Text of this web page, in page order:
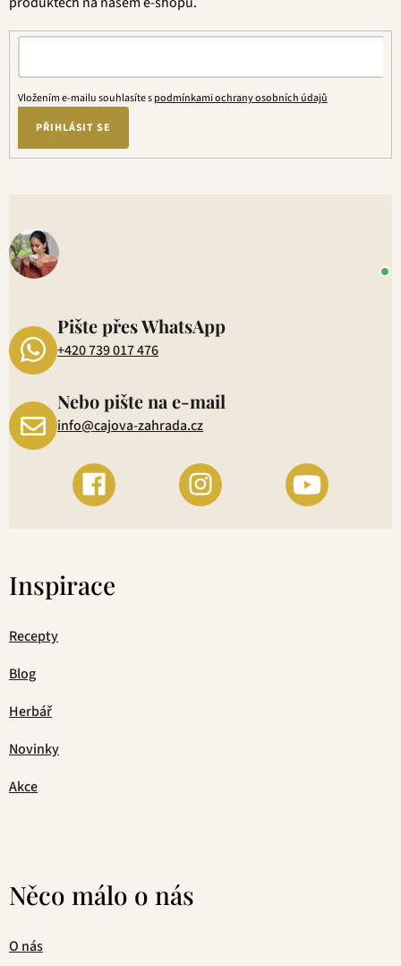
Vložením e-mailu souhlasíte spodmínkami ochrany osobních údajů
PŘIHLÁSIT SE
Pište přes WhatsApp
+420 739 017 476
Nebo pište na e-mail
info@cajova-zahrada.cz
Inspirace
Recepty
Blog
Herbář
Novinky
Akce
Něco málo o nás
O nás